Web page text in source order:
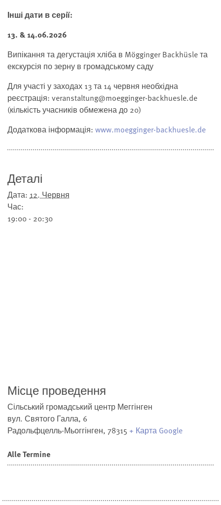
Інші дати в серії:
13. & 14.06.2026
Випікання та дегустація хліба в Mögginger Backhüsle та
екскурсія по зерну в громадському саду
Для участі у заходах 13 та 14 червня необхідна
реєстрація: veranstaltung@moegginger-backhuesle.de
(кількість учасників обмежена до 20)
Додаткова інформація: www.moegginger-backhuesle.de
Деталі
Дата: 12. Червня
Час:
19:00 - 20:30
Місце проведення
Сільський громадський центр Меггінген
вул. Святого Галла, 6
Радольфцелль-Мьоггінген, 78315 + Карта Google
Alle Termine